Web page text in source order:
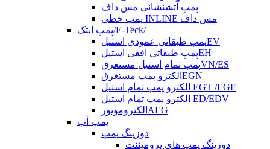
پمپ آتشنشانی مس داف
پمپ خطی INLINE مس داف
پمپ ایتک/E-Teck/
پمپ طبقاتی عمودی استیلEV
پمپ طبقاتی افقی استیلEH
پمپ تمام استیل مستغرقVN/ES
الکترو پمپ مستغرقEGN
الکترو پمپ تمام استیل EGT /EGF
الکترو پمپ تمام استیل ED/EDV
الکتروموتورAEG
پمپ آب
دوزینگ پمپ
دوزینگ پمپ های پرومیننت